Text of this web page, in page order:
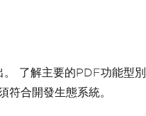
。 了解主要的PDF功能型
合開發生態系統。